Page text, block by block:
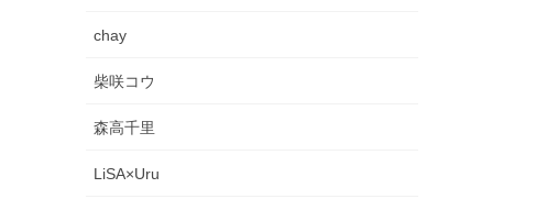
chay
柴咲コウ
森高千里
LiSA×Uru